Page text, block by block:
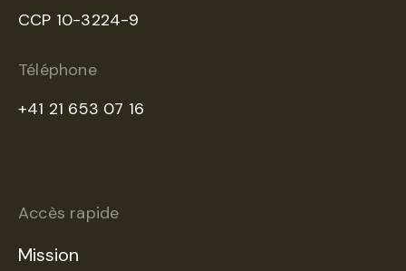
CCP 10-3224-9
Téléphone
+41 21 653 07 16
Accès rapide
Mission